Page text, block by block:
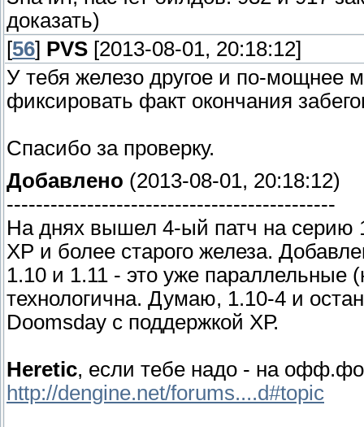
доказать)
[56] PVS [2013-08-01, 20:18:12]
У тебя железо другое и по-мощнее
фиксировать факт окончания
Спасибо за проверку.
Добавлено (2013-08-01, 20:18:12)
---------------------------------------------
На днях вышел 4-ый патч на серию
XP и более старого железа.
1.10 и 1.11 - это уже параллельные
технологична. Думаю, 1.10-4 и
Doomsday с поддержкой ХР.
Heretic, если тебе надо - на
http://dengine.net/forums....d#topic